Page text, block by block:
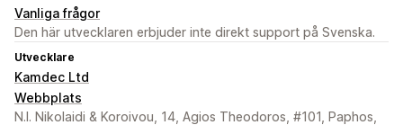
Vanliga frågor
Den här utvecklaren erbjuder inte direkt support på Svenska.
Utvecklare
Kamdec Ltd
Webbplats
N.I. Nikolaidi & Koroivou, 14, Agios Theodoros, #101, Paphos,